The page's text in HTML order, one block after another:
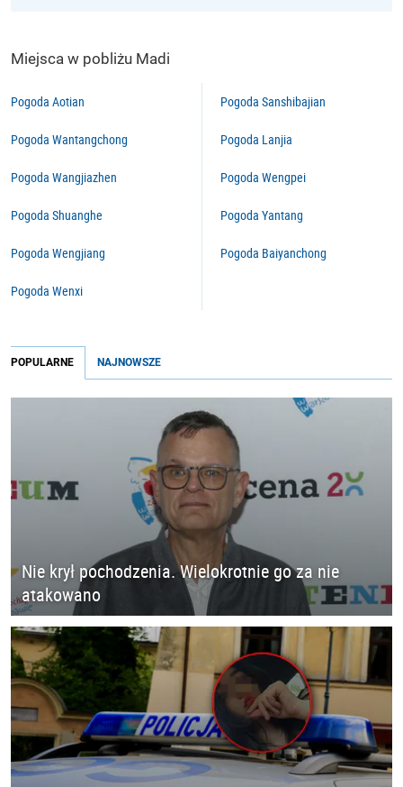
Miejsca w pobliżu Madi
Pogoda Aotian
Pogoda Wantangchong
Pogoda Wangjiazhen
Pogoda Shuanghe
Pogoda Wengjiang
Pogoda Wenxi
Pogoda Sanshibajian
Pogoda Lanjia
Pogoda Wengpei
Pogoda Yantang
Pogoda Baiyanchong
POPULARNE NAJNOWSZE
Nie krył pochodzenia. Wielokrotnie go za nie
atakowano